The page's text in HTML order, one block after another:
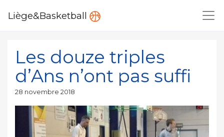
Liège&Basketball
Les douze triples
d’Ans n’ont pas suffi
Publié
28 novembre 2018